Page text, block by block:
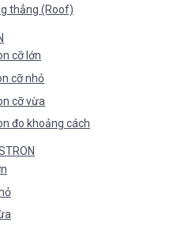
thẳng (Roof)
cỡ lớn
cỡ nhỏ
cỡ vừa
đo khoảng cách